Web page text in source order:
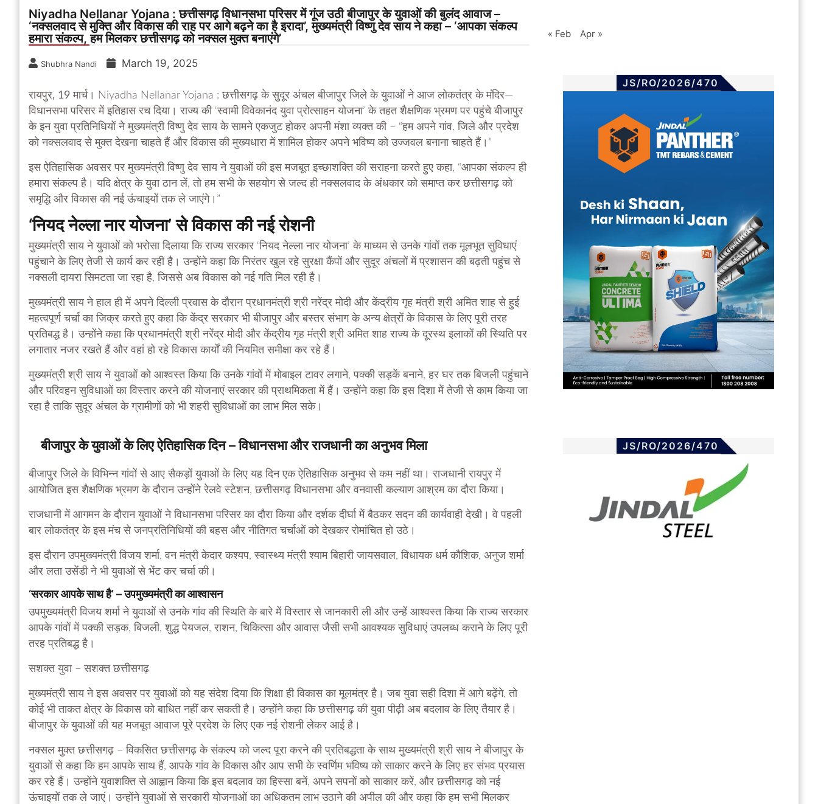
Niyadha Nellanar Yojana : छत्तीसगढ़ विधानसभा परिसर में गूंज उठी बीजापुर के युवाओं की बुलंद आवाज –
‘नक्सलवाद से मुक्ति और विकास की राह पर आगे बढ़ने का है इरादा’, मुख्यमंत्री विष्णु देव साय ने कहा – ‘आपका संकल्प
हमारा संकल्प, हम मिलकर छत्तीसगढ़ को नक्सल मुक्त बनाएंगे’
Shubhra Nandi March 19, 2025
रायपुर, 19 मार्च।
Niyadha Nellanar Yojana : छत्तीसगढ़ के सुदूर अंचल बीजापुर जिले के युवाओं ने आज लोकतंत्र के मंदिर—
विधानसभा परिसर में इतिहास रच दिया। राज्य की ‘स्वामी विवेकानंद युवा प्रोत्साहन योजना’ के तहत शैक्षणिक भ्रमण पर पहुंचे बीजापुर
के इन युवा प्रतिनिधियों ने मुख्यमंत्री विष्णु देव साय के सामने एकजुट होकर अपनी मंशा व्यक्त की – “हम अपने गांव, जिले और प्रदेश
को नक्सलवाद से मुक्त देखना चाहते हैं और विकास की मुख्यधारा में शामिल होकर अपने भविष्य को उज्जवल बनाना चाहते हैं।”
इस ऐतिहासिक अवसर पर मुख्यमंत्री विष्णु देव साय ने युवाओं की इस मजबूत इच्छाशक्ति की सराहना करते हुए कहा, “आपका संकल्प ही
हमारा संकल्प है। यदि क्षेत्र के युवा ठान लें, तो हम सभी के सहयोग से जल्द ही नक्सलवाद के अंधकार को समाप्त कर छत्तीसगढ़ को
समृद्धि और विकास की नई ऊंचाइयों तक ले जाएंगे।”
‘नियद नेल्ला नार योजना’ से विकास की नई रोशनी
मुख्यमंत्री साय ने युवाओं को भरोसा दिलाया कि राज्य सरकार ‘नियद नेल्ला नार योजना’ के माध्यम से उनके गांवों तक मूलभूत सुविधाएं
पहुंचाने के लिए तेजी से कार्य कर रही है। उन्होंने कहा कि निरंतर खुल रहे सुरक्षा कैंपों और सुदूर अंचलों में प्रशासन की बढ़ती पहुंच से
नक्सली दायरा सिमटता जा रहा है, जिससे अब विकास को नई गति मिल रही है।
मुख्यमंत्री साय ने हाल ही में अपने दिल्ली प्रवास के दौरान प्रधानमंत्री श्री नरेंद्र मोदी और केंद्रीय गृह मंत्री श्री अमित शाह से हुई
महत्वपूर्ण चर्चा का जिक्र करते हुए कहा कि केंद्र सरकार भी बीजापुर और बस्तर संभाग के अन्य क्षेत्रों के विकास के लिए पूरी तरह
प्रतिबद्ध है। उन्होंने कहा कि प्रधानमंत्री श्री नरेंद्र मोदी और केंद्रीय गृह मंत्री श्री अमित शाह राज्य के दूरस्थ इलाकों की स्थिति पर
लगातार नजर रखते हैं और वहां हो रहे विकास कार्यों की नियमित समीक्षा कर रहे हैं।
मुख्यमंत्री श्री साय ने युवाओं को आश्वस्त किया कि उनके गांवों में मोबाइल टावर लगाने, पक्की सड़कें बनाने, हर घर तक बिजली पहुंचाने
और परिवहन सुविधाओं का विस्तार करने की योजनाएं सरकार की प्राथमिकता में हैं। उन्होंने कहा कि इस दिशा में तेजी से काम किया जा
रहा है ताकि सुदूर अंचल के ग्रामीणों को भी शहरी सुविधाओं का लाभ मिल सके।
बीजापुर के युवाओं के लिए ऐतिहासिक दिन – विधानसभा और राजधानी का अनुभव मिला
बीजापुर जिले के विभिन्न गांवों से आए सैकड़ों युवाओं के लिए यह दिन एक ऐतिहासिक अनुभव से कम नहीं था। राजधानी रायपुर में
आयोजित इस शैक्षणिक भ्रमण के दौरान उन्होंने रेलवे स्टेशन, छत्तीसगढ़ विधानसभा और वनवासी कल्याण आश्रम का दौरा किया।
राजधानी में आगमन के दौरान युवाओं ने विधानसभा परिसर का दौरा किया और दर्शक दीर्घा में बैठकर सदन की कार्यवाही देखी। वे पहली
बार लोकतंत्र के इस मंच से जनप्रतिनिधियों की बहस और नीतिगत चर्चाओं को देखकर रोमांचित हो उठे।
इस दौरान उपमुख्यमंत्री विजय शर्मा, वन मंत्री केदार कश्यप, स्वास्थ्य मंत्री श्याम बिहारी जायसवाल, विधायक धर्म कौशिक, अनुज शर्मा
और लता उसेंडी ने भी युवाओं से भेंट कर चर्चा की।
‘सरकार आपके साथ है’ – उपमुख्यमंत्री का आश्वासन
उपमुख्यमंत्री विजय शर्मा ने युवाओं से उनके गांव की स्थिति के बारे में विस्तार से जानकारी ली और उन्हें आश्वस्त किया कि राज्य सरकार
आपके गांवों में पक्की सड़क, बिजली, शुद्ध पेयजल, राशन, चिकित्सा और आवास जैसी सभी आवश्यक सुविधाएं उपलब्ध कराने के लिए पूरी
तरह प्रतिबद्ध है।
सशक्त युवा – सशक्त छत्तीसगढ़
मुख्यमंत्री साय ने इस अवसर पर युवाओं को यह संदेश दिया कि शिक्षा ही विकास का मूलमंत्र है। जब युवा सही दिशा में आगे बढ़ेंगे, तो
कोई भी ताकत क्षेत्र के विकास को बाधित नहीं कर सकती है। उन्होंने कहा कि छत्तीसगढ़ की युवा पीढ़ी अब बदलाव के लिए तैयार है।
बीजापुर के युवाओं की यह मजबूत आवाज पूरे प्रदेश के लिए एक नई रोशनी लेकर आई है।
नक्सल मुक्त छत्तीसगढ़ – विकसित छत्तीसगढ़ के संकल्प को जल्द पूरा करने की प्रतिबद्धता के साथ मुख्यमंत्री श्री साय ने बीजापुर के
युवाओं से कहा कि हम आपके साथ हैं, आपके गांव के विकास और आप सभी के स्वर्णिम भविष्य को साकार करने के लिए हर संभव प्रयास
कर रहे हैं। उन्होंने युवाशक्ति से आह्वान किया कि इस बदलाव का हिस्सा बनें, अपने सपनों को साकार करें, और छत्तीसगढ़ को नई
ऊंचाइयों तक ले जाएं। उन्होंने युवाओं से सरकारी योजनाओं का अधिकतम लाभ उठाने की अपील की और कहा कि हम सभी मिलकर
« Feb Apr »
JS/RO/2026/470
JS/RO/2026/470